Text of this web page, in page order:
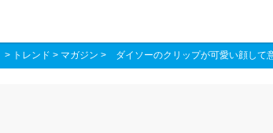
> トレンド > マガジン > ダイソーのクリップが可愛い顔し